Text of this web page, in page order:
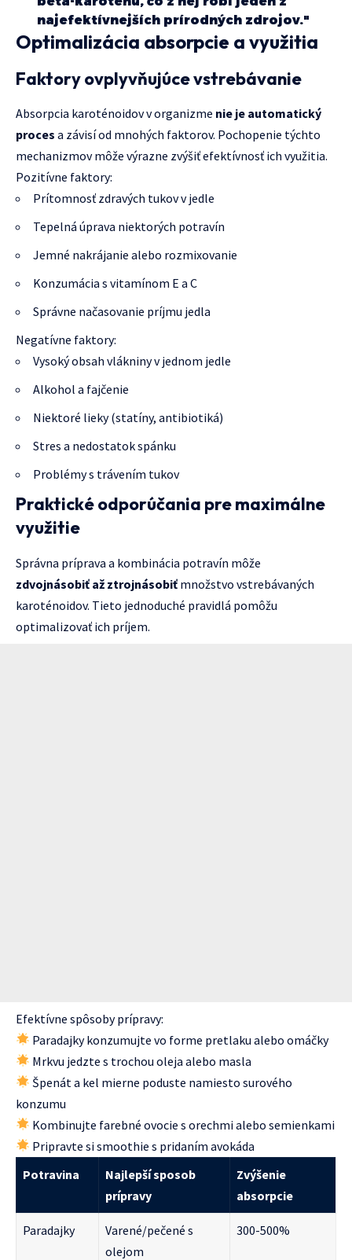
najefektívnejších prírodných zdrojov."
Optimalizácia absorpcie a využitia
Faktory ovplyvňujúce vstrebávanie
Absorpcia karoténoidov v organizme nie je automatický
proces a závisí od mnohých faktorov. Pochopenie týchto
mechanizmov môže výrazne zvýšiť efektívnosť ich využitia.
Pozitívne faktory:
Prítomnosť zdravých tukov v jedle
Tepelná úprava niektorých potravín
Jemné nakrájanie alebo rozmixovanie
Konzumácia s vitamínom E a C
Správne načasovanie príjmu jedla
Negatívne faktory:
Vysoký obsah vlákniny v jednom jedle
Alkohol a fajčenie
Niektoré lieky (statíny, antibiotiká)
Stres a nedostatok spánku
Problémy s trávením tukov
Praktické odporúčania pre maximálne
využitie
Správna príprava a kombinácia potravín môže
zdvojnásobiť až ztrojnásobiť množstvo vstrebávaných
karoténoidov. Tieto jednoduché pravidlá pomôžu
optimalizovať ich príjem.
Efektívne spôsoby prípravy:
Paradajky konzumujte vo forme pretlaku alebo omáčky
Mrkvu jedzte s trochou oleja alebo masla
Špenát a kel mierne poduste namiesto surového
konzumu
Kombinujte farebné ovocie s orechmi alebo semienkami
Pripravte si smoothie s pridaním avokáda
Potravina
Najlepší sposob
prípravy
Zvýšenie
absorpcie
Paradajky
Varené/pečené s
olejom
300-500%